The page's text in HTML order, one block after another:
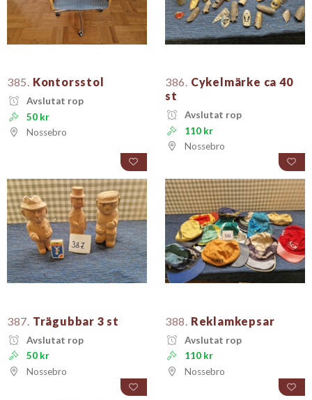
385. Kontorsstol
Avslutat rop
50 kr
Nossebro
386. Cykelmärke ca 40
st
Avslutat rop
110 kr
Nossebro
387. Trägubbar 3 st
Avslutat rop
50 kr
Nossebro
388. Reklamkepsar
Avslutat rop
110 kr
Nossebro